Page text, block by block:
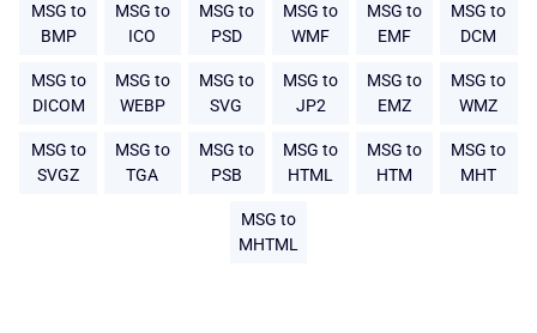
MSG to
BMP
MSG to
ICO
MSG to
PSD
MSG to
WMF
MSG to
EMF
MSG to
DCM
MSG to
DICOM
MSG to
WEBP
MSG to
SVG
MSG to
JP2
MSG to
EMZ
MSG to
WMZ
MSG to
SVGZ
MSG to
TGA
MSG to
PSB
MSG to
HTML
MSG to
HTM
MSG to
MHT
MSG to
MHTML